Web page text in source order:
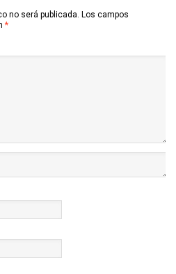
no será publicada. Los campos
*